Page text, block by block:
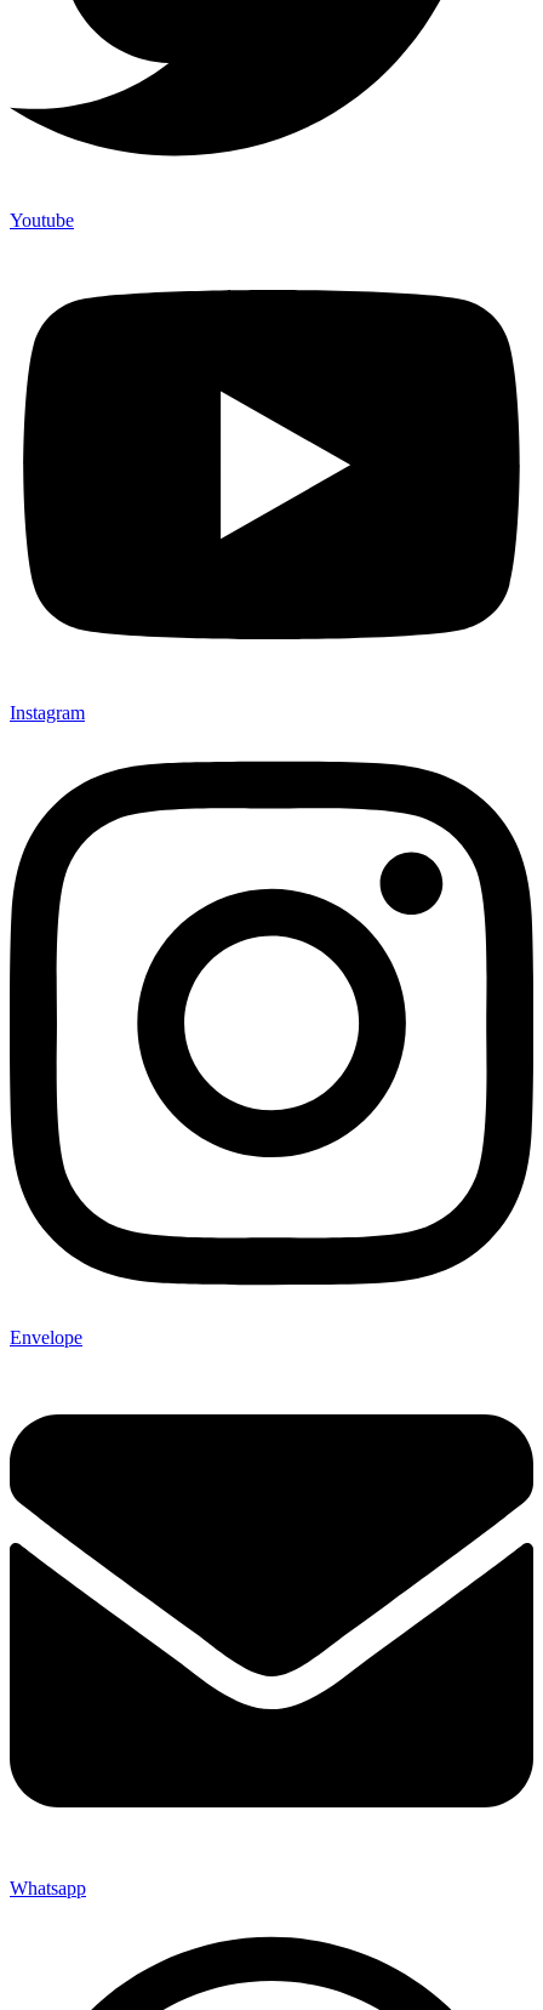
Youtube
Instagram
Envelope
Whatsapp